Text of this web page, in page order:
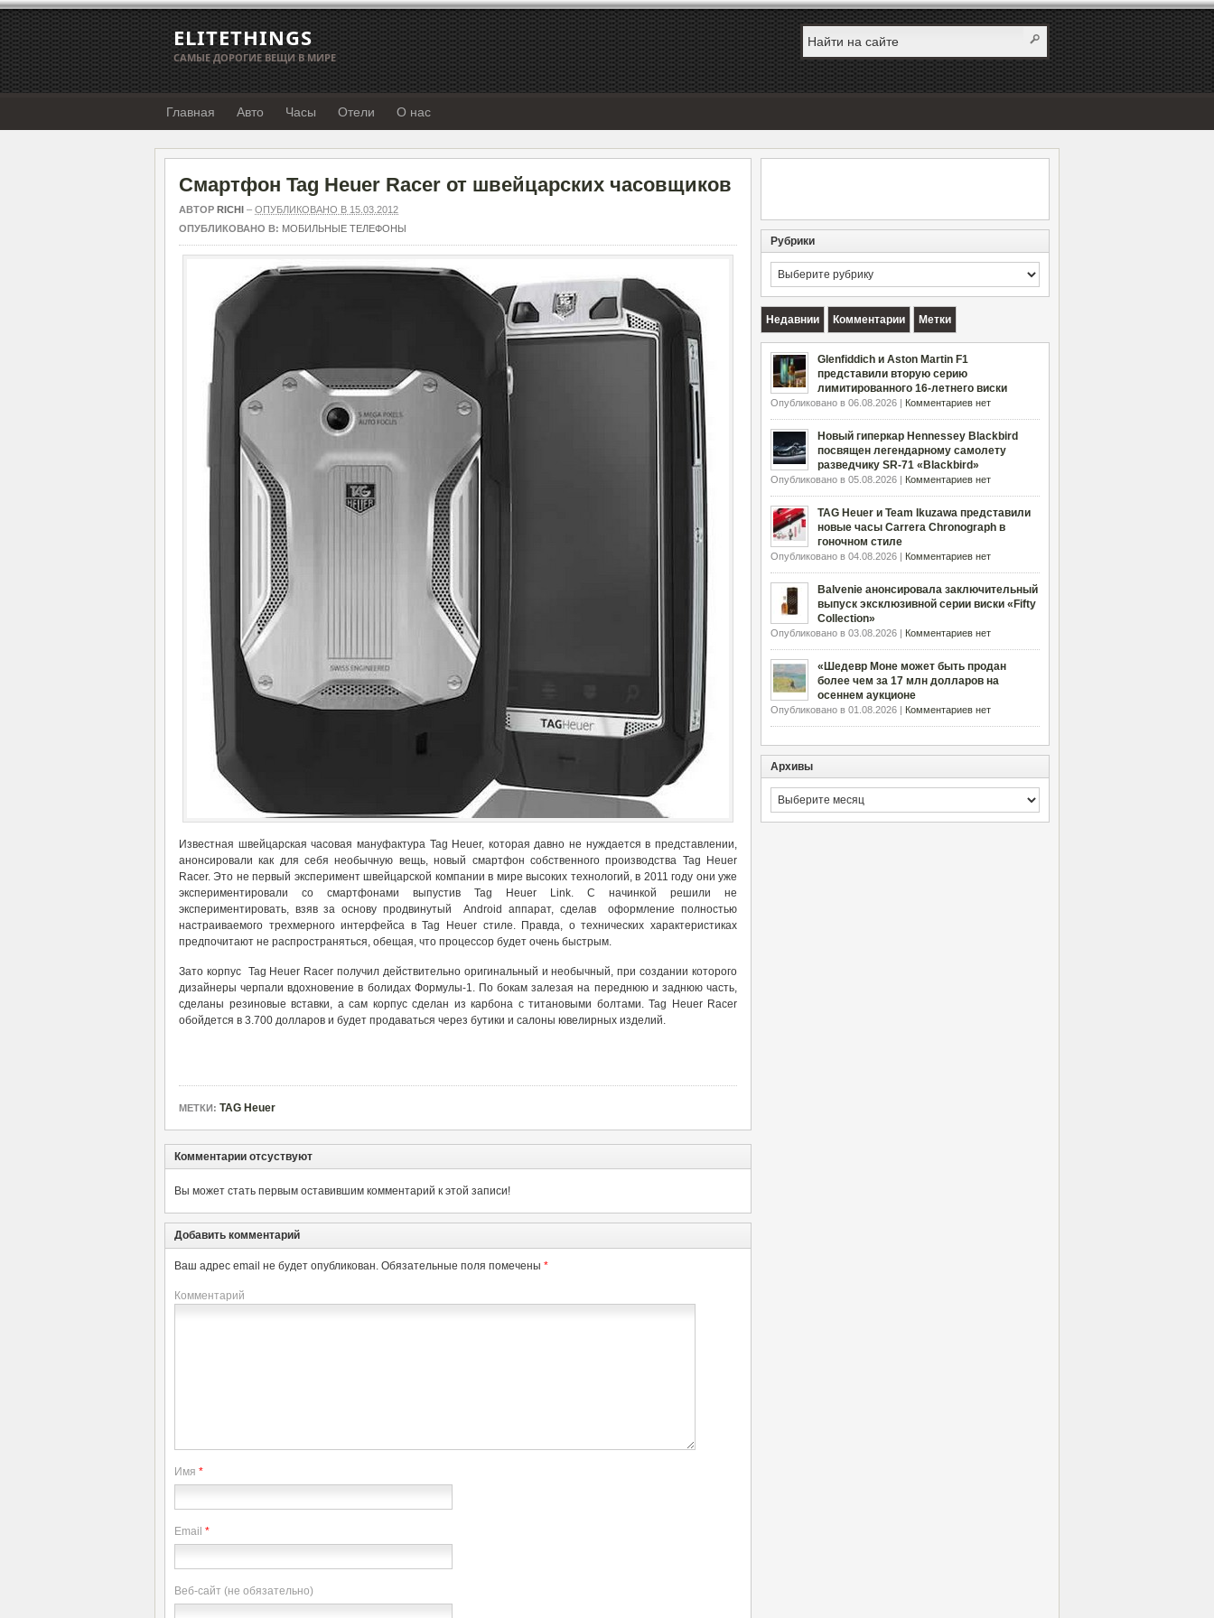
ELITETHINGS
САМЫЕ ДОРОГИЕ ВЕЩИ В МИРЕ
Главная Авто Часы Отели О нас
Смартфон Tag Heuer Racer от швейцарских часовщиков
АВТОР RICHI – ОПУБЛИКОВАНО В 15.03.2012
ОПУБЛИКОВАНО В: МОБИЛЬНЫЕ ТЕЛЕФОНЫ
Известная швейцарская часовая мануфактура Tag Heuer, которая давно не нуждается в представлении,
анонсировали как для себя необычную вещь, новый смартфон собственного производства Tag Heuer
Racer. Это не первый эксперимент швейцарской компании в мире высоких технологий, в 2011 году они уже
экспериментировали со смартфонами выпустив Tag Heuer Link. С начинкой решили не
экспериментировать, взяв за основу продвинутый Android аппарат, сделав оформление полностью
настраиваемого трехмерного интерфейса в Tag Heuer стиле. Правда, о технических характеристиках
предпочитают не распространяться, обещая, что процессор будет очень быстрым.
Зато корпус Tag Heuer Racer получил действительно оригинальный и необычный, при создании которого
дизайнеры черпали вдохновение в болидах Формулы-1. По бокам залезая на переднюю и заднюю часть,
сделаны резиновые вставки, а сам корпус сделан из карбона с титановыми болтами. Tag Heuer Racer
обойдется в 3.700 долларов и будет продаваться через бутики и салоны ювелирных изделий.
МЕТКИ: TAG Heuer
Комментарии отсуствуют
Вы может стать первым оставившим комментарий к этой записи!
Добавить комментарий
Ваш адрес email не будет опубликован. Обязательные поля помечены *
Комментарий
Имя *
Email *
Веб-сайт (не обязательно)
Рубрики
Рубрики
Недавнии Комментарии Метки
Glenfiddich и Aston Martin F1
представили вторую серию
лимитированного 16-летнего виски
Опубликовано в 06.08.2026 | Комментариев нет
Новый гиперкар Hennessey Blackbird
посвящен легендарному самолету
разведчику SR-71 «Blackbird»
Опубликовано в 05.08.2026 | Комментариев нет
TAG Heuer и Team Ikuzawa представили
новые часы Carrera Chronograph в
гоночном стиле
Опубликовано в 04.08.2026 | Комментариев нет
Balvenie анонсировала заключительный
выпуск эксклюзивной серии виски «Fifty
Collection»
Опубликовано в 03.08.2026 | Комментариев нет
«Шедевр Моне может быть продан
более чем за 17 млн долларов на
осеннем аукционе
Опубликовано в 01.08.2026 | Комментариев нет
Архивы
Архивы